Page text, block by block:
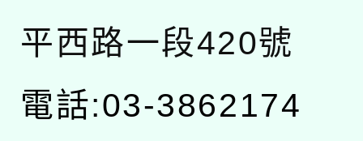
平西路一段420號
電話:03-3862174